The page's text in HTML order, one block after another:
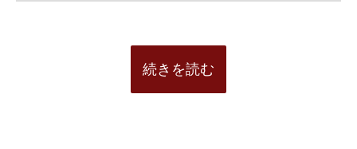
続きを読む